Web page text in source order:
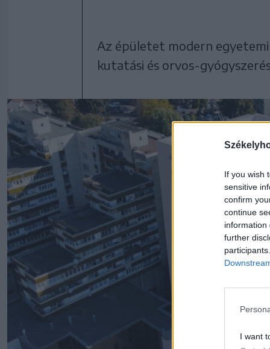
If you wish
sensitive
confirm
continue
information
further
I want
Az épületet modern
kutatási és orvos-